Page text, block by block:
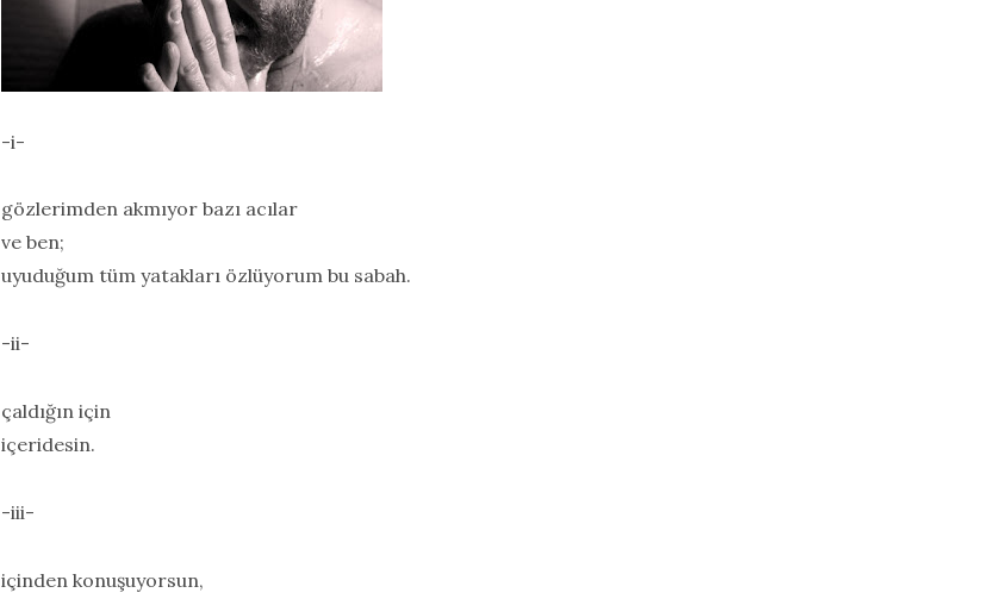
-i-
gözlerimden akmıyor bazı acılar
ve ben;
uyuduğum tüm yatakları özlüyorum bu sabah.
-ii-
çaldığın için
içeridesin.
-iii-
içinden konuşuyorsun,